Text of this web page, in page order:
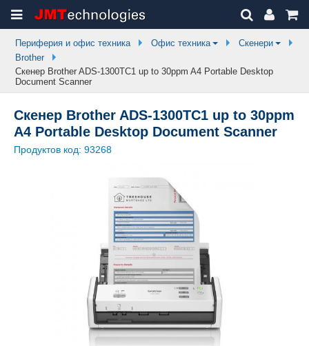
Периферия и офис техника Офис техника
Скенери
Brother
Скенер Brother ADS-1300TC1 up to 30ppm A4 Portable Desktop
Document Scanner
Скенер Brother ADS-1300TC1 up to 30ppm
A4 Portable Desktop Document Scanner
Продуктов код: 93268